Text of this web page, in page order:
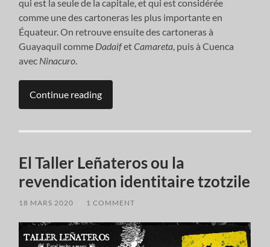
qui est la seule de la capitale, et qui est considérée
comme une des cartoneras les plus importante en
Équateur. On retrouve ensuite des cartoneras à
Guayaquil comme DadaifetCamareta , puis à Cuenca
avec Ninacuro
Continue reading
El Taller Leñateros ou la
revendication identitaire tzotzile
18 MARS 2020 1 COMMENT